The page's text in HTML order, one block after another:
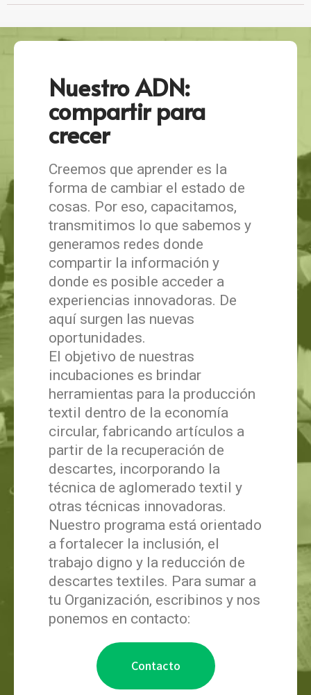
Nuestro ADN:
compartir para
crecer
Creemos que aprender es la
forma de cambiar el estado de
cosas. Por eso, capacitamos,
transmitimos lo que sabemos y
generamos redes donde
compartir la información y
donde es posible acceder a
experiencias innovadoras. De
aquí surgen las nuevas
oportunidades.
El objetivo de nuestras
incubaciones es brindar
herramientas para la producción
textil dentro de la economía
circular, fabricando artículos a
partir de la recuperación de
descartes, incorporando la
técnica de aglomerado textil y
otras técnicas innovadoras.
Nuestro programa está orientado
a fortalecer la inclusión, el
trabajo digno y la reducción de
descartes textiles. Para sumar a
tu Organización, escribinos y nos
ponemos en contacto:
Contacto